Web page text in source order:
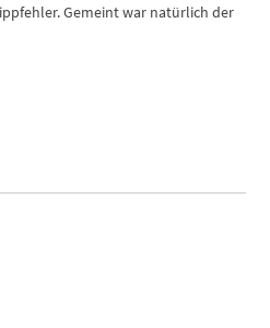
Gemeint war natürlich der